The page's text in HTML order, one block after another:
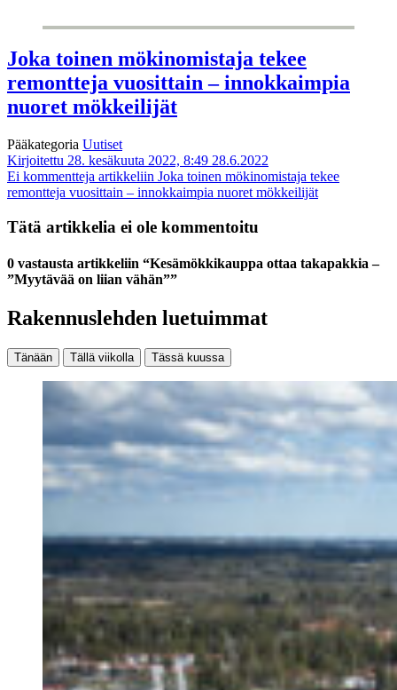
Joka toinen mökinomistaja tekee
remontteja vuosittain – innokkaimpia
nuoret mökkeilijät
Pääkategoria Uutiset
Kirjoitettu 28. kesäkuuta 2022, 8:49 28.6.2022
Ei kommentteja artikkeliin Joka toinen mökinomistaja tekee
remontteja vuosittain – innokkaimpia nuoret mökkeilijät
Tätä artikkelia ei ole kommentoitu
0 vastausta artikkeliin “Kesämökkikauppa ottaa takapakkia –
”Myytävää on liian vähän””
Rakennuslehden luetuimmat
Tänään Tällä viikolla Tässä kuussa